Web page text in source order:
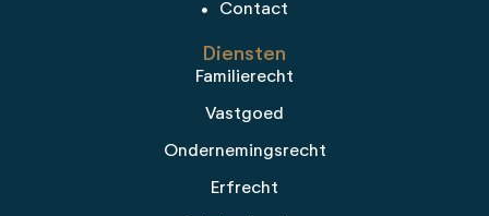
Contact
Diensten
Familierecht
Vastgoed
Ondernemingsrecht
Erfrecht